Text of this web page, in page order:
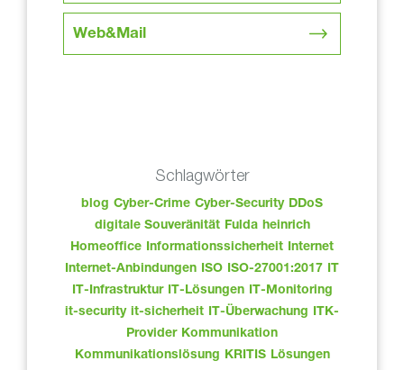
Web&Mail
Schlagwörter
blog Cyber-Crime Cyber-Security DDoS
digitale Souveränität Fulda heinrich
Homeoffice Informationssicherheit Internet
Internet-Anbindungen ISO ISO-27001:2017 IT
IT-Infrastruktur IT-Lösungen IT-Monitoring
it-security it-sicherheit IT-Überwachung
ITK-
Provider Kommunikation
Kommunikationslösung
KRITIS Lösungen